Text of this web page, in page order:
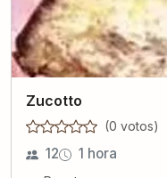
Zucotto
(0 votos)
12 1 hora